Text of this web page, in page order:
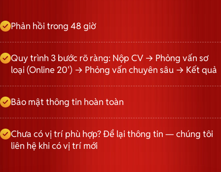
Phản hồi trong 48 giờ
Quy trình 3 bước rõ ràng: Nộp CV → Phỏng vấn sơ
loại (Online 20') → Phỏng vấn chuyên sâu → Kết quả
Bảo mật thông tin hoàn toàn
Chưa có vị trí phù hợp? Để lại thông tin — chúng tôi
liên hệ khi có vị trí mới